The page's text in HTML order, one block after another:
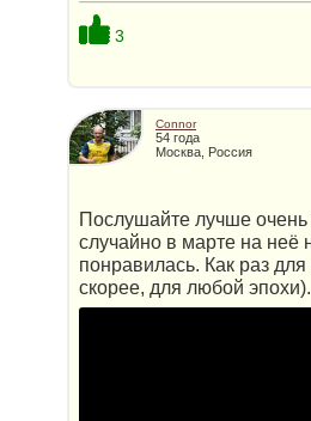
3
Connor
54 года
Москва, Россия
Послушайте лучше
случайно в марте на неё
понравилась. Как раз
скорее, для любой эпохи).